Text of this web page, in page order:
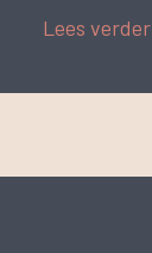
Lees verder